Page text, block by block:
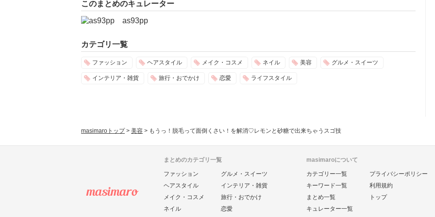
このまとめのキュレーター
as93pp
カテゴリ一覧
ファッション ヘアスタイル メイク・コスメ ネイル 美容 グルメ・スイーツ
インテリア・雑貨 旅行・おでかけ 恋愛 ライフスタイル
masimaroトップ> 美容 > もうっ！脱毛って面倒くさい！を解消♡レモンと砂糖で出来ちゃうスゴ技
まとめのカテゴリ一覧
ファッション
ヘアスタイル
メイク・コスメ
ネイル
グルメ・スイーツ
インテリア・雑貨
旅行・おでかけ
恋愛
masimaroについて
カテゴリー一覧
キーワード一覧
まとめ一覧
キュレーター一覧
プライバシーポリシー
利用規約
トップ